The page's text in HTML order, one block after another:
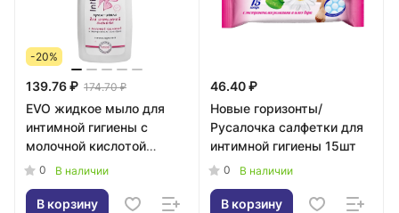
-20%
139.76 ₽ 174.70 ₽
EVO жидкое мыло для
интимной гигиены с
молочной кислотой
200мл
0 В наличии
В корзину
46.40 ₽
Новые горизонты/
Русалочка салфетки для
интимной гигиены 15шт
0 В наличии
В корзину